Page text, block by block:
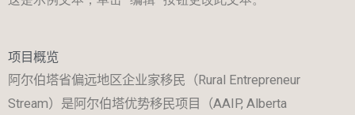
项目概览
阿尔伯塔省偏远地区企业家移民（ Rural Entrepreneur
Stream）是阿尔伯塔优势移民项目（AAIP, Alberta